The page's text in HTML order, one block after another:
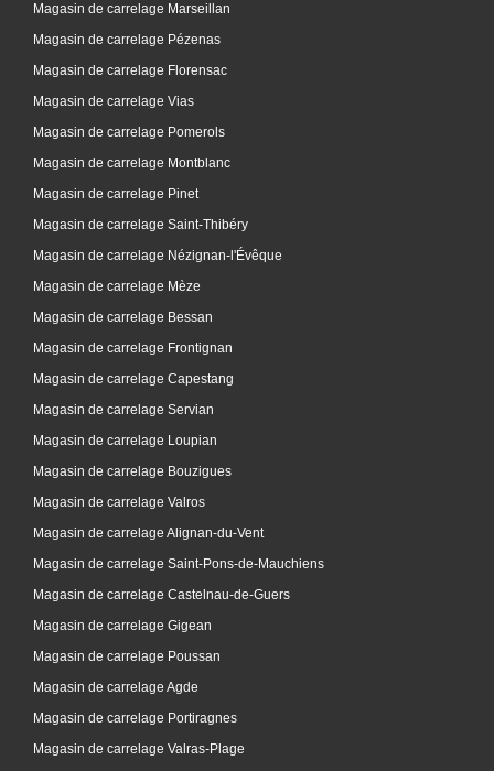
Magasin de carrelage Marseillan
Magasin de carrelage Pézenas
Magasin de carrelage Florensac
Magasin de carrelage Vias
Magasin de carrelage Pomerols
Magasin de carrelage Montblanc
Magasin de carrelage Pinet
Magasin de carrelage Saint-Thibéry
Magasin de carrelage Nézignan-l'Évêque
Magasin de carrelage Mèze
Magasin de carrelage Bessan
Magasin de carrelage Frontignan
Magasin de carrelage Capestang
Magasin de carrelage Servian
Magasin de carrelage Loupian
Magasin de carrelage Bouzigues
Magasin de carrelage Valros
Magasin de carrelage Alignan-du-Vent
Magasin de carrelage Saint-Pons-de-Mauchiens
Magasin de carrelage Castelnau-de-Guers
Magasin de carrelage Gigean
Magasin de carrelage Poussan
Magasin de carrelage Agde
Magasin de carrelage Portiragnes
Magasin de carrelage Valras-Plage